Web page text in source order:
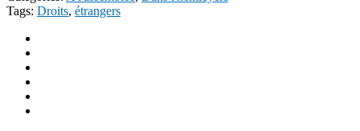
Tags: Droits, étrangers